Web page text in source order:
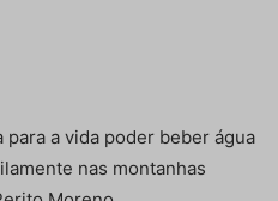
a vida poder beber água
nas montanhas